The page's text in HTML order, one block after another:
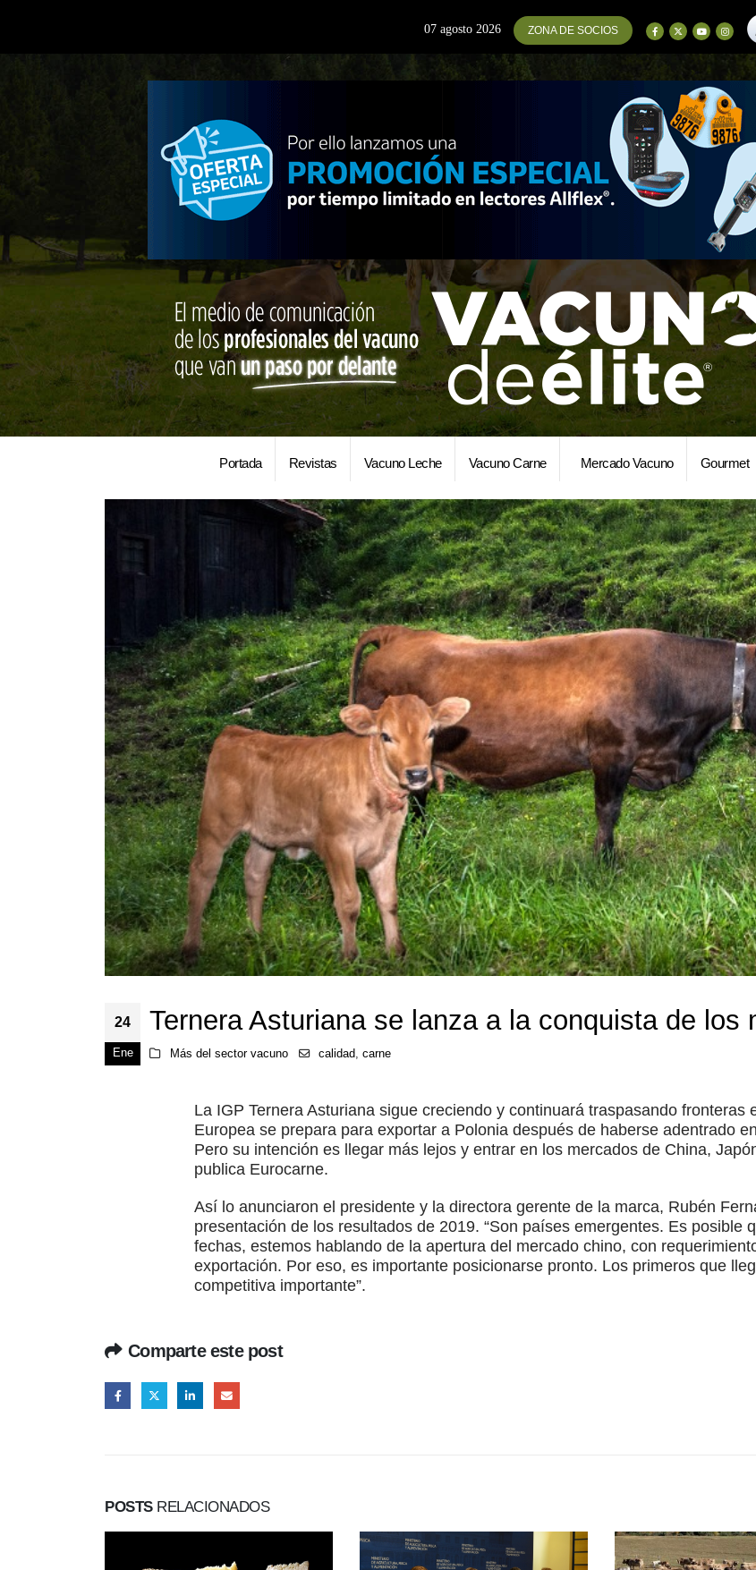
07 agosto 2026 ZONA DE SOCIOS
Portada Revistas Vacuno Leche Vacuno Carne Mercado Vacuno Gourmet
24
Ene
Ternera Asturiana se lanza a la conquista de los
Más del sector vacuno calidad ,carne
La IGP Ternera Asturiana sigue creciendo y continuará traspasando fronteras
Europea se prepara para exportar a Polonia después de haberse adentrado
Pero su intención es llegar más lejos y entrar en los mercados de China,
publica Eurocarne.
Así lo anunciaron el presidente y la directora gerente de la marca, Rubén
presentación de los resultados de 2019. “Son países emergentes. Es posible
fechas, estemos hablando de la apertura del mercado chino, con
exportación. Por eso, es importante posicionarse pronto. Los primeros que
competitiva importante”.
Comparte este post
POSTSRELACIONADOS